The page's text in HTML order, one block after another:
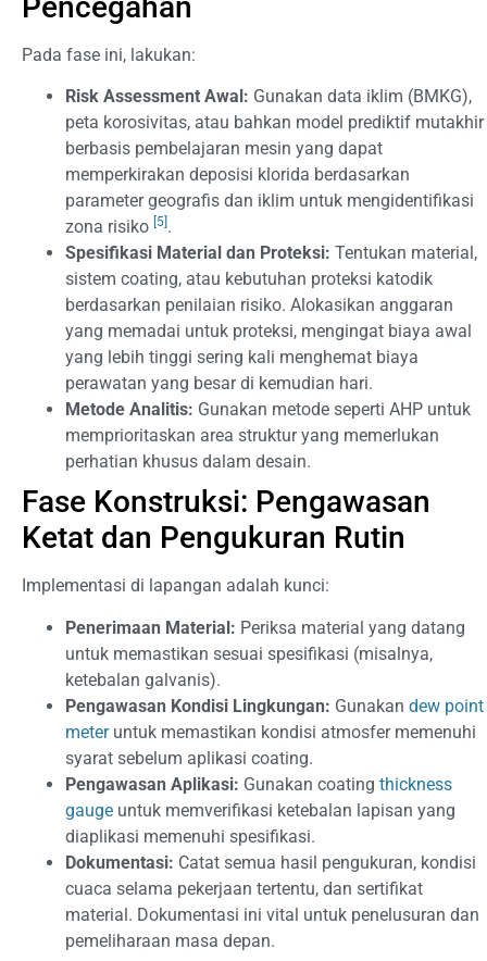
Pada fase ini, lakukan:
Risk Assessment Awal: Gunakan data iklim (BMKG),
peta korosivitas, atau bahkan model prediktif mutakhir
berbasis pembelajaran mesin yang dapat
memperkirakan deposisi klorida berdasarkan
parameter geografis dan iklim untuk mengidentifikasi
zona risiko [5] .
Spesifikasi Material dan Proteksi: Tentukan material,
sistem coating, atau kebutuhan proteksi katodik
berdasarkan penilaian risiko. Alokasikan anggaran
yang memadai untuk proteksi, mengingat biaya awal
yang lebih tinggi sering kali menghemat biaya
perawatan yang besar di kemudian hari.
Metode Analitis: Gunakan metode seperti AHP untuk
memprioritaskan area struktur yang memerlukan
perhatian khusus dalam desain.
Fase Konstruksi: Pengawasan
Ketat dan Pengukuran Rutin
Implementasi di lapangan adalah kunci:
Penerimaan Material: Periksa material yang datang
untuk memastikan sesuai spesifikasi (misalnya,
ketebalan galvanis).
Pengawasan Kondisi Lingkungan: Gunakan dew point
meteruntuk memastikan kondisi atmosfer memenuhi
syarat sebelum aplikasi coating.
Pengawasan Aplikasi: Gunakan coating thickness
gauge untuk memverifikasi ketebalan lapisan yang
diaplikasi memenuhi spesifikasi.
Dokumentasi: Catat semua hasil pengukuran, kondisi
cuaca selama pekerjaan tertentu, dan sertifikat
material. Dokumentasi ini vital untuk penelusuran dan
pemeliharaan masa depan.